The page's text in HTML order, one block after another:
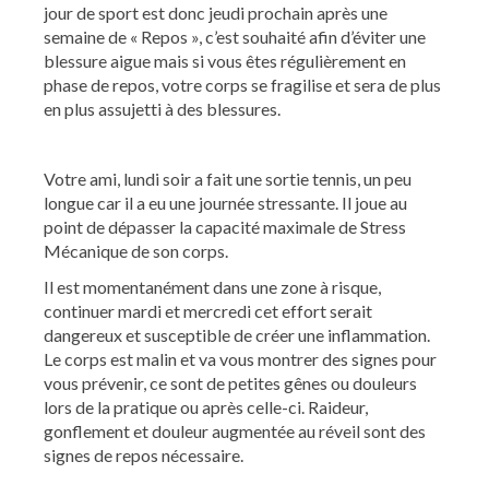
jour de sport est donc jeudi prochain après une
semaine de « Repos », c’est souhaité afin d’éviter une
blessure aigue mais si vous êtes régulièrement en
phase de repos, votre corps se fragilise et sera de plus
en plus assujetti à des blessures.
Votre ami, lundi soir a fait une sortie tennis, un peu
longue car il a eu une journée stressante. Il joue au
point de dépasser la capacité maximale de Stress
Mécanique de son corps.
Il est momentanément dans une zone à risque,
continuer mardi et mercredi cet effort serait
dangereux et susceptible de créer une inflammation.
Le corps est malin et va vous montrer des signes pour
vous prévenir, ce sont de petites gênes ou douleurs
lors de la pratique ou après celle-ci. Raideur,
gonflement et douleur augmentée au réveil sont des
signes de repos nécessaire.